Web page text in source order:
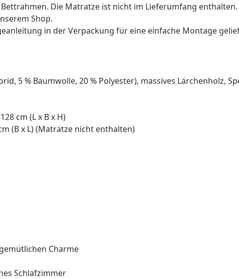
Die Matratze ist nicht im Lieferumfang enthalten.
Shop.
in der Verpackung für eine einfache Montage
5 % Baumwolle, 20 % Polyester), massives Lärchenholz,
cm (L x B x H)
(B x L) (Matratze nicht enthalten)
Charme
Schlafzimmer